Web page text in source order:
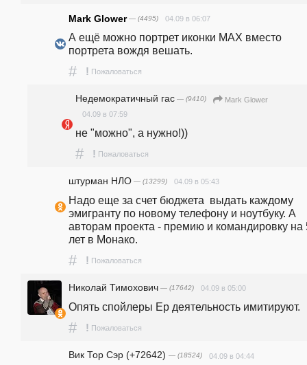
Mark Glower— (4495) 04.09 в 06:07
А ещё можно портрет иконки МАХ вместо
портрета вождя вешать.
# ! Пожаловаться
Недемократичный гас — (9410)
Mark Glower
04.09 в 07:59
не "можно", а нужно!))
# ! Пожаловаться
штурман НЛО — (13299) 04.09 в 05:43
Надо еще за счет бюджета  выдать каждому
эмигранту по новому телефону и ноутбуку. А
авторам проекта - премию и командировку на
лет в Монако.
# ! Пожаловаться
Николай Тимохович — (17642) 04.09 в 05:00
Опять спойлеры Ер деятельность имитируют.
# ! Пожаловаться
Вик Тор Сэр (+72642) — (18524) 04.09 в 04:44